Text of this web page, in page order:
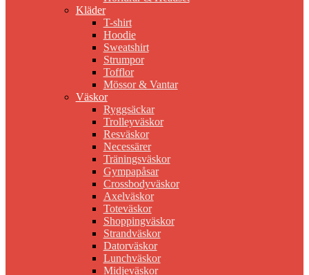
Kläder
T-shirt
Hoodie
Sweatshirt
Strumpor
Tofflor
Mössor & Vantar
Väskor
Ryggsäckar
Trolleyväskor
Resväskor
Necessärer
Träningsväskor
Gympapåsar
Crossbodyväskor
Axelväskor
Toteväskor
Shoppingväskor
Strandväskor
Datorväskor
Lunchväskor
Midjeväskor